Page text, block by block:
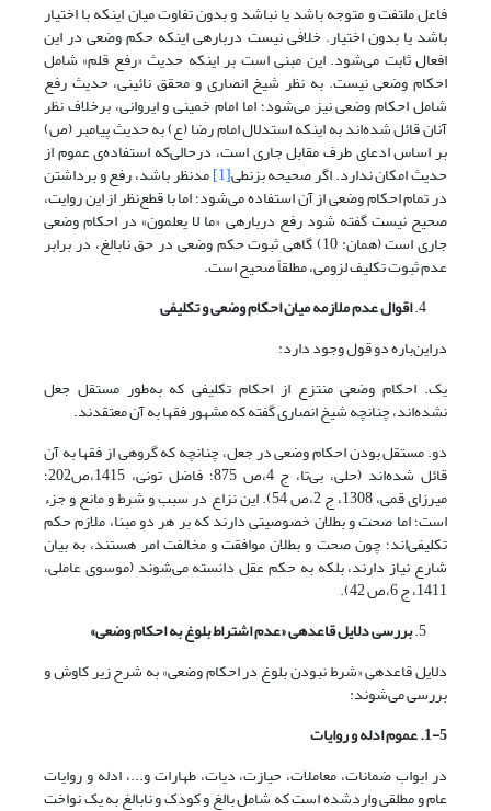
فاعل ملتفت و متوجه باشد یا نباشد و بدون تفاوت میان اینکه با اختیار
باشد یا بدون اختیار. خلافی نیست درباره­ی اینکه حکم وضعی در این
افعال ثابت می‌شود. این مبنی است بر اینکه حدیث «رفع قلم» شامل
احکام وضعی نیست. به نظر شیخ انصاری و محقق نائینی، حدیث رفع
شامل احکام وضعی نیز می‌شود؛ اما امام خمینی و ایروانی، برخلاف نظر
آنان قائل شده‌اند به اینکه استدلال امام رضا (ع) به حدیث پیامبر (ص)
بر اساس ادعای طرف مقابل جاری است، درحالی‌که استفاده‌ی عموم از
حدیث امکان ندارد. اگر صحیحه بزنطی[1] مدنظر باشد، رفع و برداشتن
در تمام احکام وضعی از آن استفاده می‌شود؛ اما با قطع‌نظر از این‌ روایت،
صحیح نیست گفته شود رفع درباره­ی «ما لا یعلمون» در احکام وضعی
جاری است (همان: 10) گاهی ثبوت حکم وضعی در حق نابالغ، در برابر
عدم ثبوت تکلیف لزومی، مطلقاً صحیح است.
اقوال عدم ملازمهمیاناحکام وضعی و تکلیفی
دراین‌باره دو قول وجود دارد:
یک. احکام وضعی منتزع از احکام تکلیفی که به‌طور مستقل جعل
نشده‌اند، چنانچه شیخ انصاری گفته که مشهور فقها به آن معتقدند.
دو. مستقل بودن احکام وضعی در جعل، چنانچه که گروهی از فقها به آن
قائل شده‌اند (حلی، بی‌تا، ج 4،ص 875؛ فاضل تونی، 1415،ص202؛
میرزای قمی، 1308، ج 2،ص 54). این نزاع در سبب و شرط و مانع و جزء
است؛ اما صحت و بطلان خصوصیتی دارند که بر هر دو مبنا، ملازم حکم
تکلیفی‌اند؛ چون صحت و بطلان موافقت و مخالفت امر هستند، به بیان
شارع نیاز دارند، بلکه به حکم عقل دانسته می‌شوند (موسوی عاملی،
1411، ج 6،ص 42).
بررسی دلایل قاعده­ی «عدم اشتراط بلوغ به احکام وضعی»
دلایل قاعده­ی «شرط نبودن بلوغ در احکام وضعی» به شرح زیر کاوش و
بررسی می‌شوند:
1-5. عموم ادله و روایات
در ابواب ضمانات، معاملات، حیازت، دیات، طهارات و...، ادله و روایات
عام و مطلقی واردشده است که شامل بالغ و کودک و نابالغ به یک نواخت